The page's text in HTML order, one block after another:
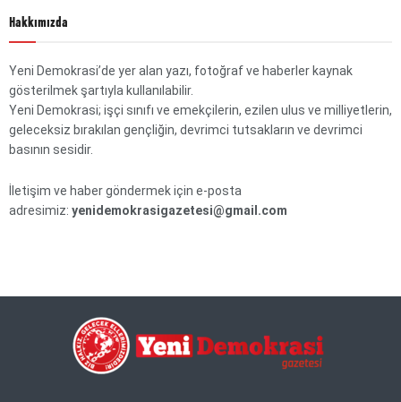
Hakkımızda
Yeni Demokrasi’de yer alan yazı, fotoğraf ve haberler kaynak
gösterilmek şartıyla kullanılabilir.
Yeni Demokrasi; işçi sınıfı ve emekçilerin, ezilen ulus ve milliyetlerin,
geleceksiz bırakılan gençliğin, devrimci tutsakların ve devrimci
basının sesidir.
İletişim ve haber göndermek için e-posta
adresimiz: yenidemokrasigazetesi@gmail.com